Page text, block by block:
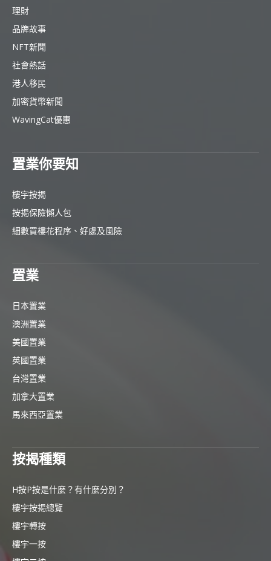
理財
品牌故事
NFT新聞
社會熱話
港人移民
加密貨幣新聞
WavingCat優惠
置業你要知
樓宇按揭
按揭保險懶人包
細數買樓花程序、好處及風險
置業
日本置業
澳洲置業
美國置業
英國置業
台灣置業
加拿大置業
馬來西亞置業
按揭種類
H按P按是什麼？有什麼分別？
樓宇按揭總覽
樓宇轉按
樓宇一按